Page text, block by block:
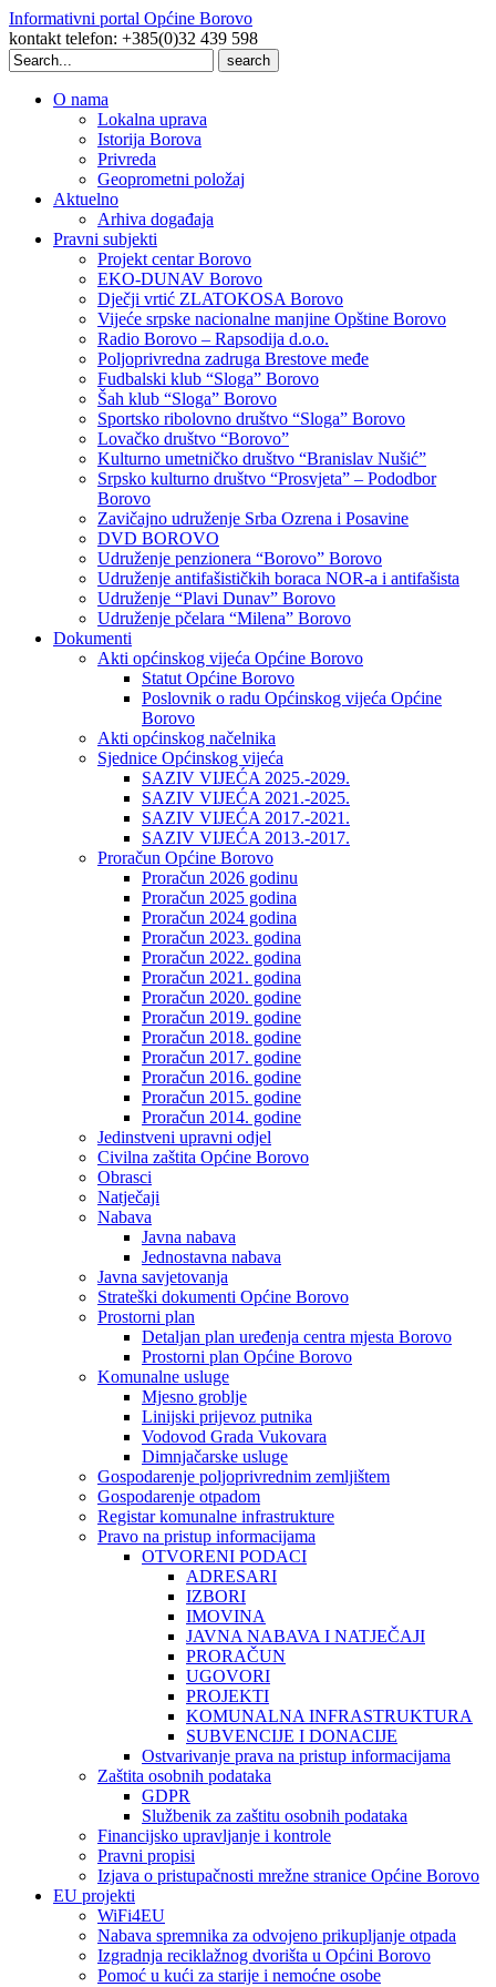
Informativni portal Općine Borovo
kontakt telefon: +385(0)32 439 598
Search
for:
O nama
Lokalna uprava
Istorija Borova
Privreda
Geoprometni položaj
Aktuelno
Arhiva događaja
Pravni subjekti
Projekt centar Borovo
EKO-DUNAV Borovo
Dječji vrtić ZLATOKOSA Borovo
Vijeće srpske nacionalne manjine Opštine Borovo
Radio Borovo – Rapsodija d.o.o.
Poljoprivredna zadruga Brestove međe
Fudbalski klub “Sloga” Borovo
Šah klub “Sloga” Borovo
Sportsko ribolovno društvo “Sloga” Borovo
Lovačko društvo “Borovo”
Kulturno umetničko društvo “Branislav Nušić”
Srpsko kulturno društvo “Prosvjeta” – Pododbor
Borovo
Zavičajno udruženje Srba Ozrena i Posavine
DVD BOROVO
Udruženje penzionera “Borovo” Borovo
Udruženje antifašističkih boraca NOR-a i antifašista
Udruženje “Plavi Dunav” Borovo
Udruženje pčelara “Milena” Borovo
Dokumenti
Akti općinskog vijeća Općine Borovo
Statut Općine Borovo
Poslovnik o radu Općinskog vijeća Općine
Borovo
Akti općinskog načelnika
Sjednice Općinskog vijeća
SAZIV VIJEĆA 2025.-2029.
SAZIV VIJEĆA 2021.-2025.
SAZIV VIJEĆA 2017.-2021.
SAZIV VIJEĆA 2013.-2017.
Proračun Općine Borovo
Proračun 2026 godinu
Proračun 2025 godina
Proračun 2024 godina
Proračun 2023. godina
Proračun 2022. godina
Proračun 2021. godina
Proračun 2020. godine
Proračun 2019. godine
Proračun 2018. godine
Proračun 2017. godine
Proračun 2016. godine
Proračun 2015. godine
Proračun 2014. godine
Jedinstveni upravni odjel
Civilna zaštita Općine Borovo
Obrasci
Natječaji
Nabava
Javna nabava
Jednostavna nabava
Javna savjetovanja
Strateški dokumenti Općine Borovo
Prostorni plan
Detaljan plan uređenja centra mjesta Borovo
Prostorni plan Općine Borovo
Komunalne usluge
Mjesno groblje
Linijski prijevoz putnika
Vodovod Grada Vukovara
Dimnjačarske usluge
Gospodarenje poljoprivrednim zemljištem
Gospodarenje otpadom
Registar komunalne infrastrukture
Pravo na pristup informacijama
OTVORENI PODACI
ADRESARI
IZBORI
IMOVINA
JAVNA NABAVA I NATJEČAJI
PRORAČUN
UGOVORI
PROJEKTI
KOMUNALNA INFRASTRUKTURA
SUBVENCIJE I DONACIJE
Ostvarivanje prava na pristup informacijama
Zaštita osobnih podataka
GDPR
Službenik za zaštitu osobnih podataka
Financijsko upravljanje i kontrole
Pravni propisi
Izjava o pristupačnosti mrežne stranice Općine Borovo
EU projekti
WiFi4EU
Nabava spremnika za odvojeno prikupljanje otpada
Izgradnja reciklažnog dvorišta u Općini Borovo
Pomoć u kući za starije i nemoćne osobe